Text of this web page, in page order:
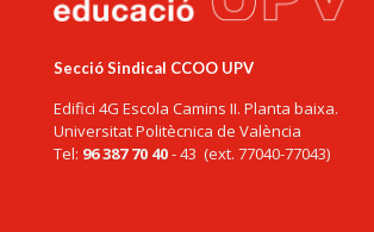
Secció Sindical CCOO UPV
Edifici 4G Escola Camins II. Planta baixa.
Universitat Politècnica de València
Tel: 96 387 70 40- 43 (ext. 77040-77043)